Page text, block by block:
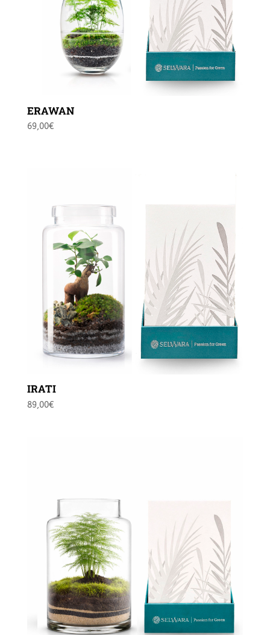
ERAWAN
69,00€
IRATI
89,00€